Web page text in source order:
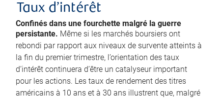
Taux d’intérêt
Confinés dans une fourchette malgré la guerre
persistante. Même si les marchés boursiers ont
rebondi par rapport aux niveaux de survente atteints à
la fin du premier trimestre, l’orientation des taux
d’intérêt continuera d’être un catalyseur important
pour les actions. Les taux de rendement des titres
américains à 10 ans et à 30 ans illustrent que, malgré